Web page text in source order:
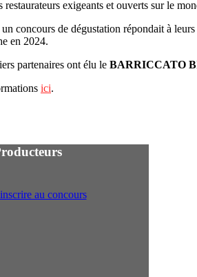
restaurateurs exigeants et ouverts sur le
concours de dégustation répondait à
en 2024.
partenaires ont élu le BARRICCATO
ici.
au concours